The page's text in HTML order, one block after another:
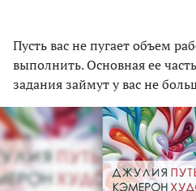
Пусть вас не пугает объем
выполнить. Основная ее
задания займут у вас не